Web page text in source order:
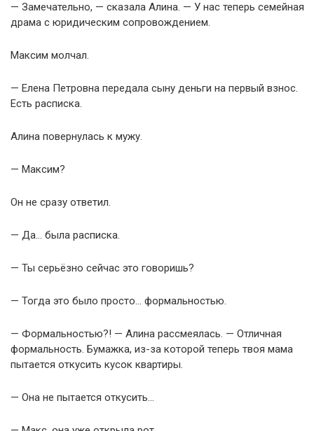
— Замечательно, — сказала Алина. — У нас теперь семейная
драма с юридическим сопровождением.
Максим молчал.
— Елена Петровна передала сыну деньги на первый взнос.
Есть расписка.
Алина повернулась к мужу.
— Максим?
Он не сразу ответил.
— Да… была расписка.
— Ты серьёзно сейчас это говоришь?
— Тогда это было просто… формальностью.
— Формальностью?! — Алина рассмеялась. — Отличная
формальность. Бумажка, из-за которой теперь твоя мама
пытается откусить кусок квартиры.
— Она не пытается откусить…